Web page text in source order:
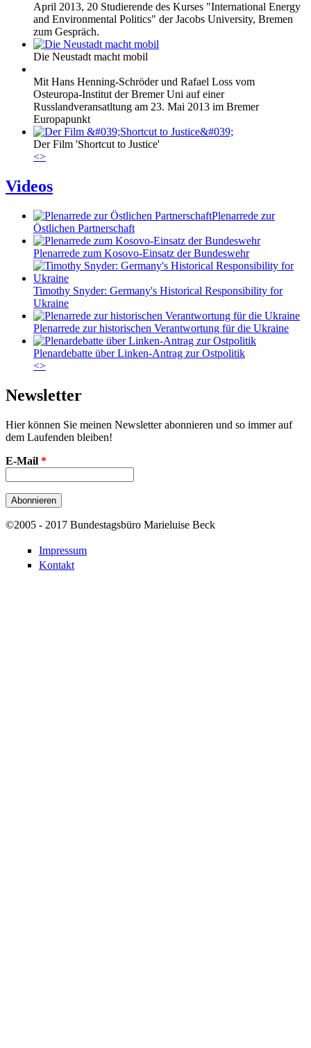
April 2013, 20 Studierende des Kurses "International Energy
and Environmental Politics" der Jacobs University, Bremen
zum Gespräch.
Die Neustadt macht mobil
Mit Hans Henning-Schröder und Rafael Loss vom
Osteuropa-Institut der Bremer Uni auf einer
Russlandveransatltung am 23. Mai 2013 im Bremer
Europapunkt
Der Film 'Shortcut to Justice'
<>
Videos
Plenarrede zur
Östlichen Partnerschaft
Plenarrede zum Kosovo-Einsatz der Bundeswehr
Timothy Snyder: Germany's Historical Responsibility for
Ukraine
Plenarrede zur historischen Verantwortung für die Ukraine
Plenardebatte über Linken-Antrag zur Ostpolitik
<>
Newsletter
Hier können Sie meinen Newsletter abonnieren und so immer auf
dem Laufenden bleiben!
E-Mail *
©2005 - 2017 Bundestagsbüro Marieluise Beck
Impressum
Kontakt